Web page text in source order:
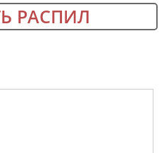
РАСПИЛ